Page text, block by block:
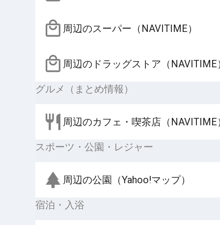
周辺のスーパー（NAVITIME）
周辺のドラッグストア（NAVITIME
グルメ（まとめ情報）
周辺のカフェ・喫茶店（NAVITIME
スポーツ・公園・レジャー
周辺の公園（Yahoo!マップ）
宿泊・入浴